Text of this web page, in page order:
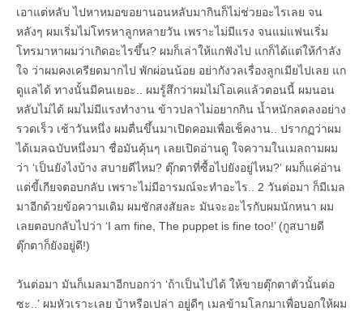
เอาแต่หลับ ไปหาหมอขอยานอนหลับมากินก็ไม่ช่วยอะไรเลย จน
หลังๆ ผมเริ่มไม่โทรหาลูกหลายวัน เพราะไม่มีแรง จนแม่แฟนเริ่ม
โทรมาหาผมว่าเกิดอะไรขึ้น? ผมก็เล่าให้แกฟังไป แกก็ได้แต่ให้กำลัง
ใจ ว่าผมคงเครียดมากไป พักผ่อนน้อย อย่ากังวลเรื่องลูกเมียไปเลย แก
ดูแลได้ ทางนั้นมีคนเยอะ.. ผมรู้สึกว่าผมไม่โอเคแล้วตอนนี้ ผมนอน
หลับไม่ได้ ผมไม่มีแรงทำงาน ข้าวปลาไม่อยากกิน น้ำหนักลดลงอย่าง
รวดเร็ว เช้าวันหนึ่ง ผมตื่นขึ้นมาเปิดคอมเพื่อเช็คงาน.. ปรากฏว่าผม
ได้เมลฉบับหนึ่งมา ชื่อมันคุ้นๆ เลยเปิดอ่านดู ใจความในเมลถามผม
ว่า ‘เป็นยังไงบ้าง สบายดีไหม? ตุ๊กตาที่ซื้อไปยังอยู่ไหม?’ ผมก็แค่อ่าน
แต่ขี้เกียจตอบกลับ เพราะไม่มีอารมณ์จะทำอะไร.. 2 วันต่อมา ก็มีเมล
มาอีกด้วยข้อความเดิม ผมชักสงสัยละ มันจะอะไรกับผมนักหนา ผม
เลยตอบกลับไปว่า ‘I am fine, The puppet is fine too!’ (กูสบายดี
ตุ๊กตาก็ยังอยู่ดี!)
วันต่อมา มันก็เมลมาอีกบอกว่า ‘ถ้าเป็นไปได้ ให้ขายตุ๊กตาตัวนั้นต่อ
ซะ..’ ผมหัวเราะเลย บ้าหรือเปล่า อยู่ดีๆ เมลข้ามโลกมาเพื่อบอกให้ผม